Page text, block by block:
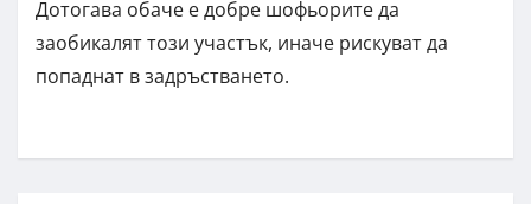
Дотогава обаче е добре шофьорите да
заобикалят този участък, иначе рискуват да
попаднат в задръстването.